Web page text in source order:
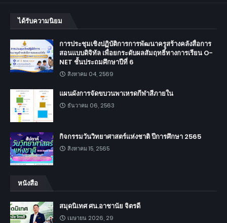
ได้รับความนิยม
การประชุมเชิงปฏิบัติการการพัฒนาครูสร้างคลังสื่อการ
สอนแบบดิจิทัล เพื่อยกระดับผลสัมฤทธิ์ทางการเรียน O-
NET ชั้นประถมศึกษาปีที่ 6
สิงหาคม 04, 2569
แผนผังการจัดขบวนพาเหรดกีฬาสีภายใน
ธันวาคม 06, 2563
กิจกรรมวันวิทยาศาสตร์แห่งชาติ ปีการศึกษา 2565
สิงหาคม 15, 2565
หนังสือ
สมุดนิเทศ ศน.อาชานัย จิตรดี
เมษายน 2026, 29